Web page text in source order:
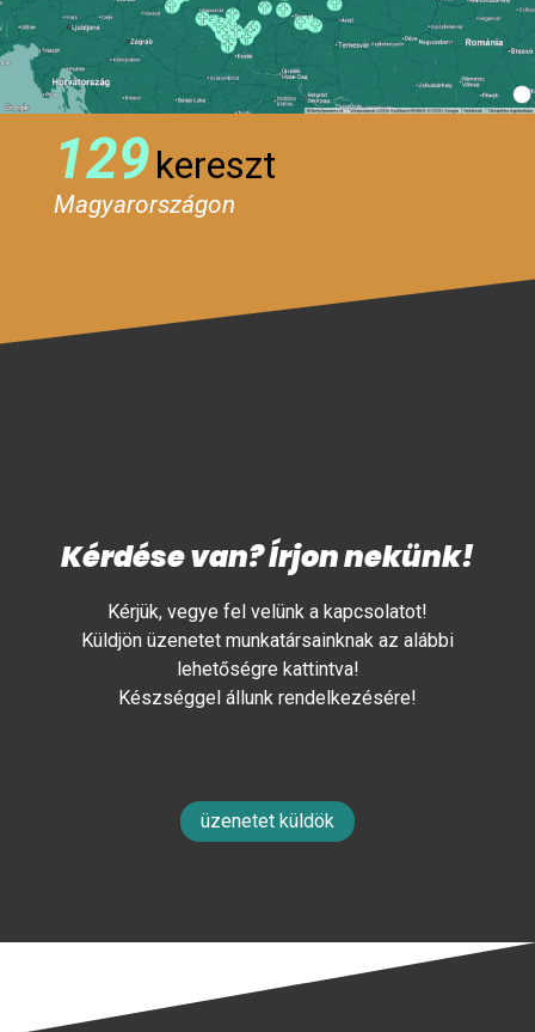
129kereszt
Magyarországon
Kérdése van? Írjon nekünk!
Kérjük, vegye fel velünk a kapcsolatot!
Küldjön üzenetet munkatársainknak az alábbi
lehetőségre kattintva!
Készséggel állunk rendelkezésére!
üzenetet küldök